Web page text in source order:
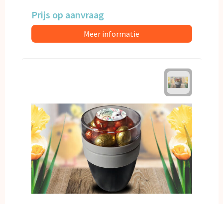
Prijs op aanvraag
Meer informatie